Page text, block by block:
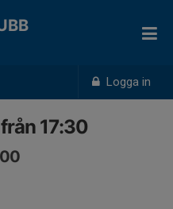
Logga in
17:30